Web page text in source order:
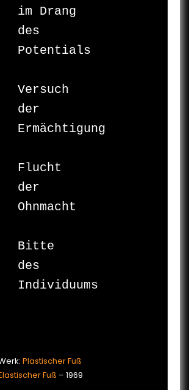
im Drang
des
Potentials
Versuch
der
Ermächtigung
Flucht
der
Ohnmacht
Bitte
des
Individuums
Plastischer Fuß
Fuß – 1969